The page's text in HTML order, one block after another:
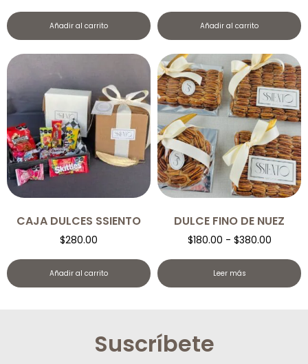
Añadir al carrito Añadir al carrito
CAJA DULCES SSIENTO
$280.00
Añadir al carrito
DULCE FINO DE NUEZ
$180.00 - $380.00
Leer más
Suscríbete